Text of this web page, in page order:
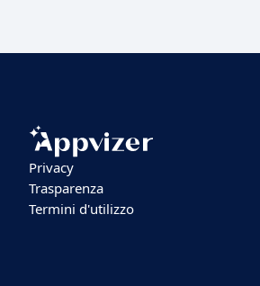
Privacy
Trasparenza
Termini d'utilizzo